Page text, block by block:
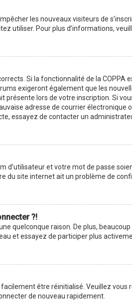
les nouveaux visiteurs de
utiliser. Pour plus d’informations,
Si la fonctionnalité de la
exigeront également que les
lors de votre inscription. Si
adresse de courrier électronique
essayez de contacter un
d’utilisateur et votre mot de passe
site internet ait un problème de
?!
quelconque raison. De plus,
et essayez de participer plus
être réinitialisé. Veuillez
de nouveau rapidement.